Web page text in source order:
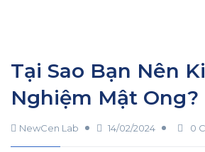
Tại Sao Bạn Nên
Nghiệm Mật Ong?
NewCen Lab 14/02/2024 0